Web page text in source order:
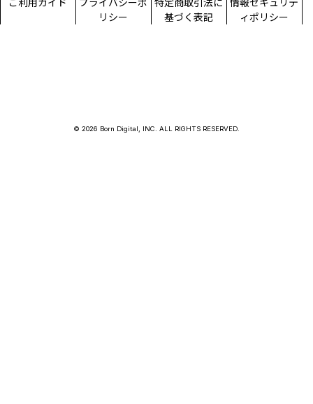
リシー
基づく表記
ィポリシー
© 2026 Born Digital, INC. ALL RIGHTS RESERVED.